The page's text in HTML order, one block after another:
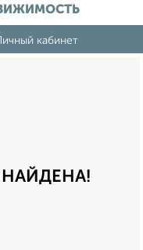
кабинет